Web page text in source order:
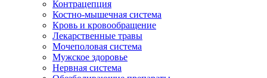
Контрацепция
Костно-мышечная система
Кровь и кровообращение
Лекарственные травы
Мочеполовая система
Мужское здоровье
Нервная система